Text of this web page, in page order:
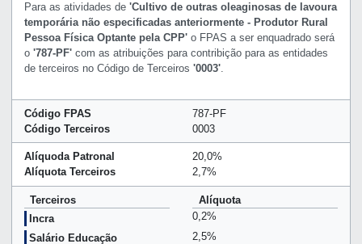
Para as atividades de 'Cultivo de outras oleaginosas de lavoura
temporária não especificadas anteriormente - Produtor Rural
Pessoa Física Optante pela CPP'o FPAS a ser enquadrado será
o '787-PF'com as atribuições para contribição para as entidades
de terceiros no Código de Terceiros '0003'.
Código FPAS
787-PF
Código Terceiros
0003
Alíquoda Patronal
20,0%
Alíquota Terceiros
2,7%
Terceiros
Alíquota
Incra
0,2%
Salário Educação
2,5%